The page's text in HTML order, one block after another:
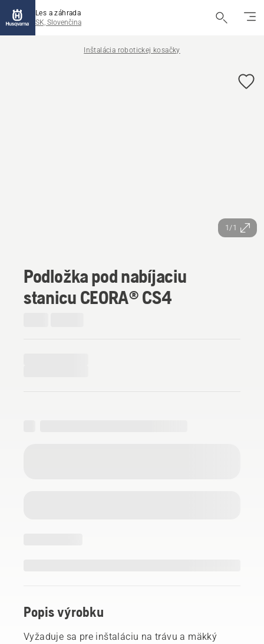
Les a záhrada
SK, Slovenčina
Inštalácia robotickej kosačky
1/1
Podložka pod nabíjaciu
stanicu CEORA® CS4
Popis výrobku
Vyžaduje sa pre inštaláciu na trávu a mäkký